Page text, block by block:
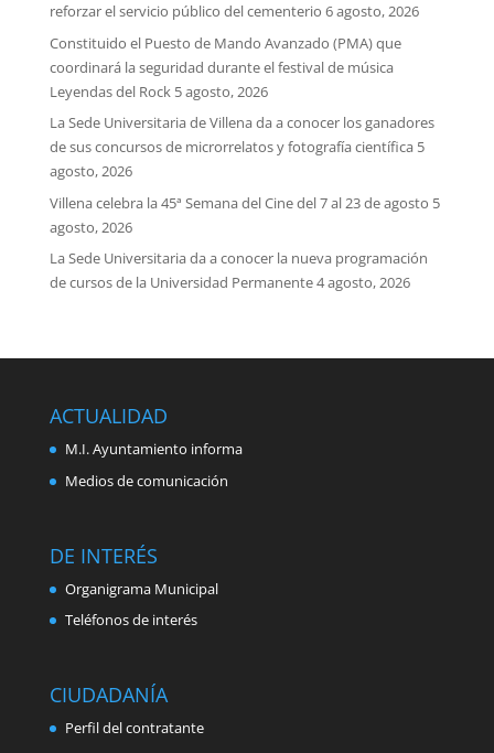
reforzar el servicio público del cementerio 6 agosto, 2026
Constituido el Puesto de Mando Avanzado (PMA) que
coordinará la seguridad durante el festival de música
Leyendas del Rock 5 agosto, 2026
La Sede Universitaria de Villena da a conocer los ganadores
de sus concursos de microrrelatos y fotografía científica 5
agosto, 2026
Villena celebra la 45ª Semana del Cine del 7 al 23 de agosto 5
agosto, 2026
La Sede Universitaria da a conocer la nueva programación
de cursos de la Universidad Permanente4 agosto, 2026
ACTUALIDAD
M.I. Ayuntamiento informa
Medios de comunicación
DE INTERÉS
Organigrama Municipal
Teléfonos de interés
CIUDADANÍA
Perfil del contratante